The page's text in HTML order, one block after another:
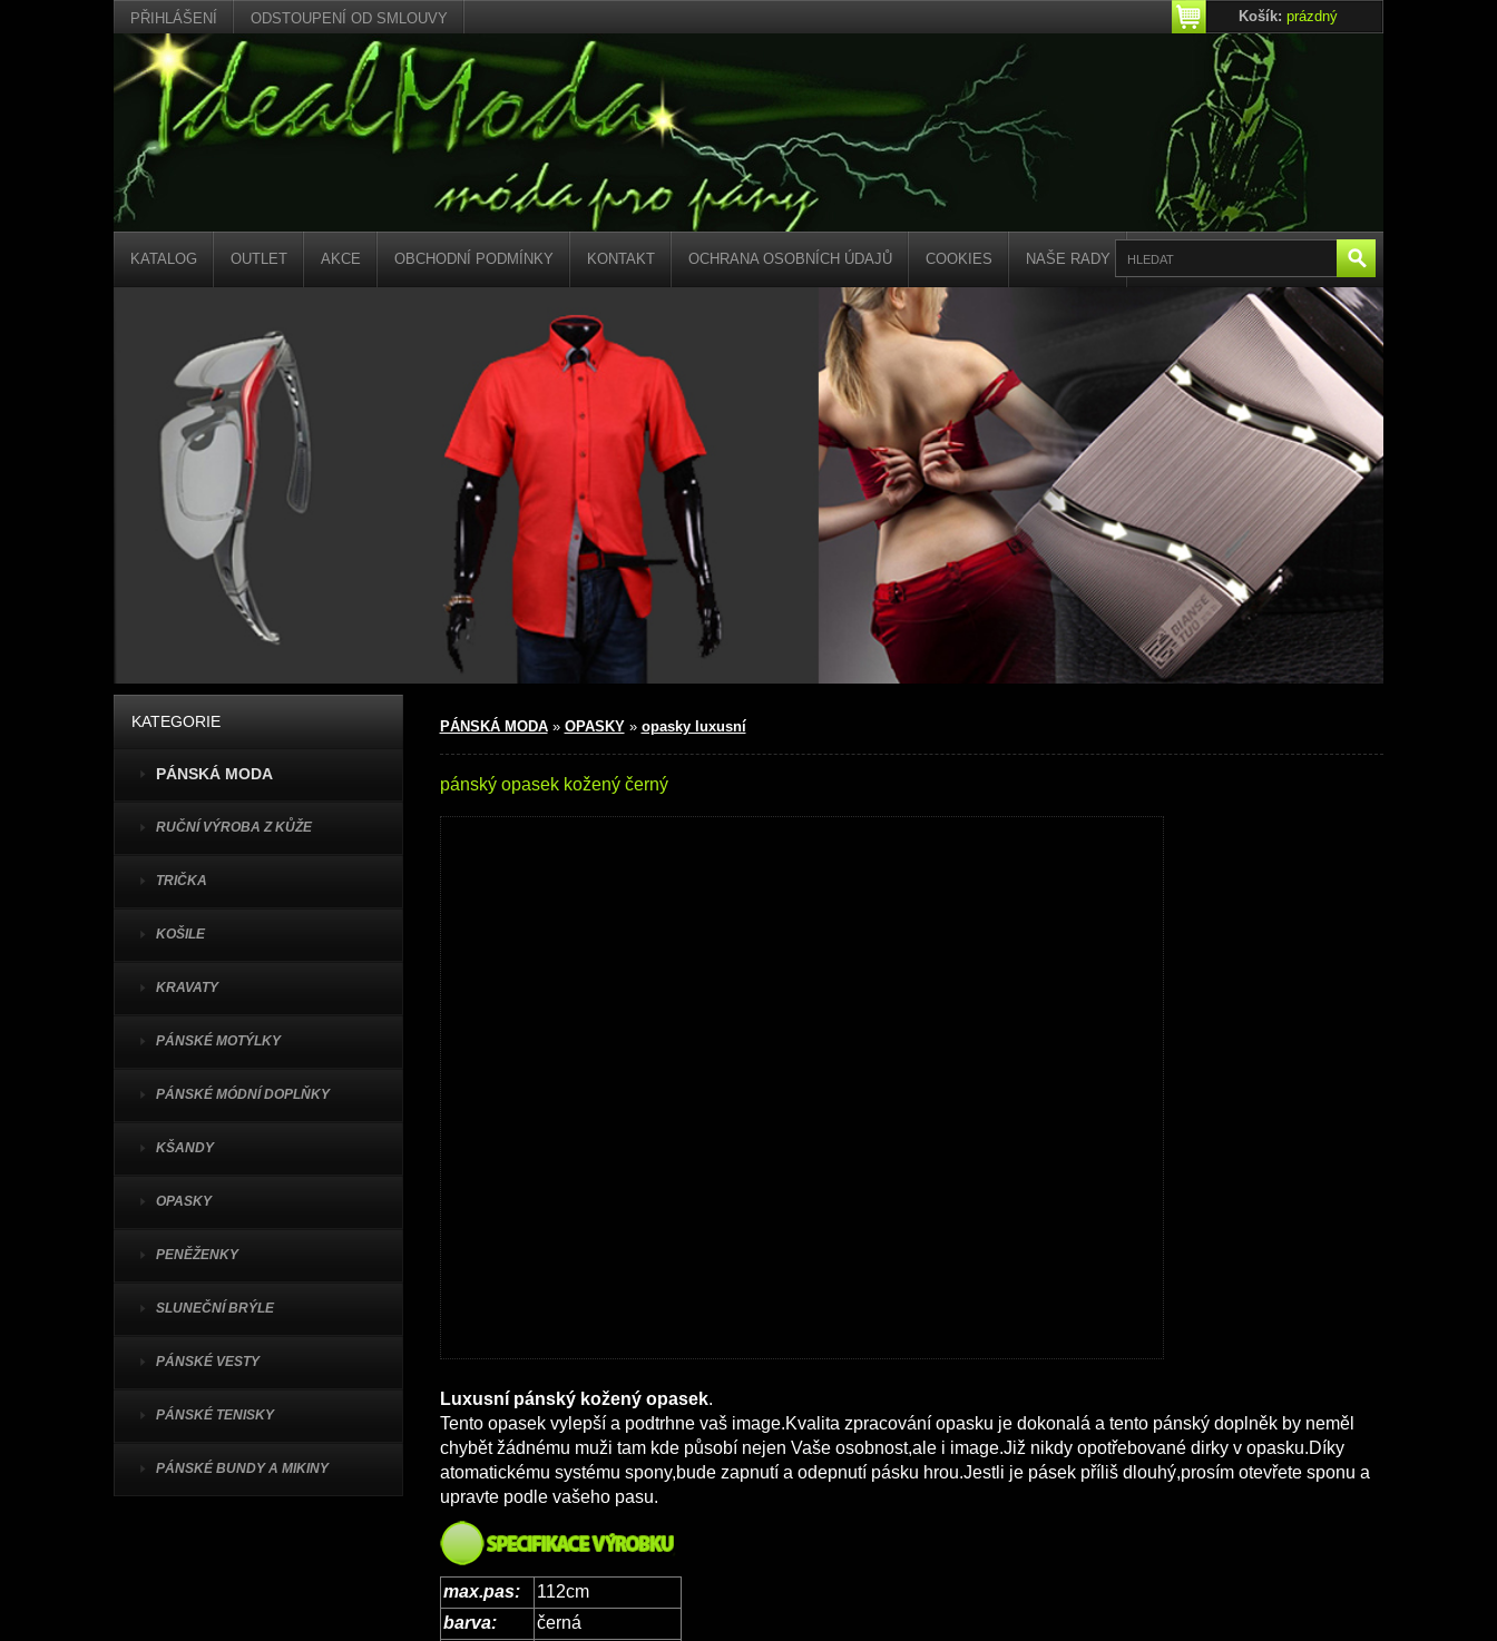
PŘIHLÁŠENÍ ODSTOUPENÍ OD SMLOUVY Košík: prázdný
KATALOG OUTLET AKCE OBCHODNÍ PODMÍNKY KONTAKT OCHRANA OSOBNÍCH ÚDAJŮ COOKIES NAŠE RADY
KATEGORIE
PÁNSKÁ MODA
RUČNÍ VÝROBA Z KŮŽE
TRIČKA
KOŠILE
KRAVATY
PÁNSKÉ MOTÝLKY
PÁNSKÉ MÓDNÍ DOPLŇKY
KŠANDY
OPASKY
PENĚŽENKY
SLUNEČNÍ BRÝLE
PÁNSKÉ VESTY
PÁNSKÉ TENISKY
PÁNSKÉ BUNDY A MIKINY
PÁNSKÁ MODA» OPASKY» opasky luxusní
pánský opasek kožený černý
Luxusní pánský kožený opasek.
Tento opasek vylepší a podtrhne vaš image.Kvalita zpracování opasku je dokonalá a tento pánský doplněk by neměl
chybět žádnému muži tam kde působí nejen Vaše osobnost,ale i image.Již nikdy opotřebované dirky v opasku.Díky
atomatickému systému spony,bude zapnutí a odepnutí pásku hrou.Jestli je pásek příliš dlouhý,prosím otevřete sponu a
upravte podle vašeho pasu.
max.pas:
112cm
barva:
černá